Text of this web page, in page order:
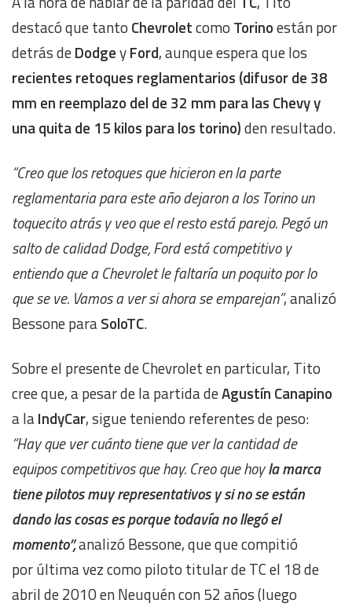
destacó que tanto Chevroletcomo Torinoestán por
detrás deDodgeyFord, aunque espera que los
recientes retoques reglamentarios (difusor de 38
mm en reemplazo del de 32 mm para las Chevy y
una quita de 15 kilos para los torino)den resultado.
“Creo que los retoques que hicieron en la parte
reglamentaria para este año dejaron a los Torino un
toquecito atrás y veo que el resto está parejo. Pegó un
salto de calidad Dodge, Ford está competitivo y
entiendo que a Chevrolet le faltaría un poquito por lo
que se ve. Vamos a ver si ahora se emparejan”, analizó
Bessone paraSoloTC.
Sobre el presente de Chevrolet en particular, Tito
cree que, a pesar de la partida deAgustín Canapino
a laIndyCar, sigue teniendo referentes de peso:
“Hay que ver cuánto tiene que ver la cantidad de
equipos competitivos que hay. Creo que hoyla marca
tiene pilotos muy representativos y si no se están
dando las cosas es porque todavía no llegó el
momento”,analizó Bessone, que que compitió
por última vez como piloto titular de TC el 18 de
abril de 2010 en Neuquén con 52 años (luego